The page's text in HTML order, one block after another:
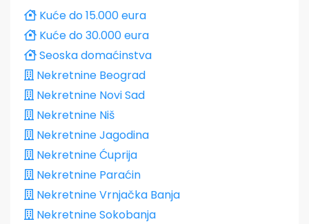
Kuće do 15.000 eura
Kuće do 30.000 eura
Seoska domaćinstva
Nekretnine Beograd
Nekretnine Novi Sad
Nekretnine Niš
Nekretnine Jagodina
Nekretnine Ćuprija
Nekretnine Paraćin
Nekretnine Vrnjačka Banja
Nekretnine Sokobanja